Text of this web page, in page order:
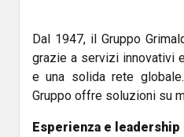
Dal 1947, il Gruppo
grazie a servizi innovativi
e una solida rete
Gruppo offre soluzioni su
Esperienza e leadership